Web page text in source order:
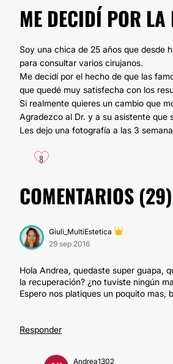
ME DECIDÍ POR LA
Soy una chica de 25 años que desde
para consultar varios cirujanos.
Me decidí por el hecho de que las
que quedé muy satisfecha con los
Si realmente quieres un cambio que
Agradezco al Dr. y a su asistente que
Les dejo una fotografía a las 3
8
COMENTARIOS (29)
Giuli_MultiEstetica
29 sep 2016
Hola Andrea, quedaste super guapa,
la recuperación? ¿no tuviste ningún
Espero nos platiques un poquito mas,
Responder
Andrea1302